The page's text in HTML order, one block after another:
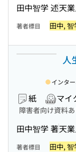
田中智学 述天
著者標目 田中,
人
紙 マイ
障害者向け資料あ
田中智学 著天
インタ
著者標目 田中,